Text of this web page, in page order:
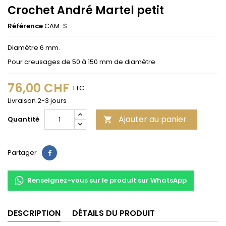
Crochet André Martel petit
RéférenceCAM-S
Diamètre 6 mm.
Pour creusages de 50 à 150 mm de diamètre.
76,00 CHF TTC
Livraison 2-3 jours
Quantité
 Ajouter au panier
Partager Partager
Renseignez-vous sur le produit sur WhatsApp
DESCRIPTION DÉTAILS DU PRODUIT